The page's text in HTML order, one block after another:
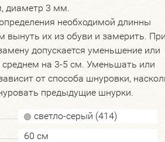
диаметр 3 мм.
необходимой длинны
вынуть их из обуви и замерить.
допускается уменьшение или
на 3-5 см. Уменьшать или
от способа шнуровки,
предыдущие шнурки.
светло-серый (414)
60 см